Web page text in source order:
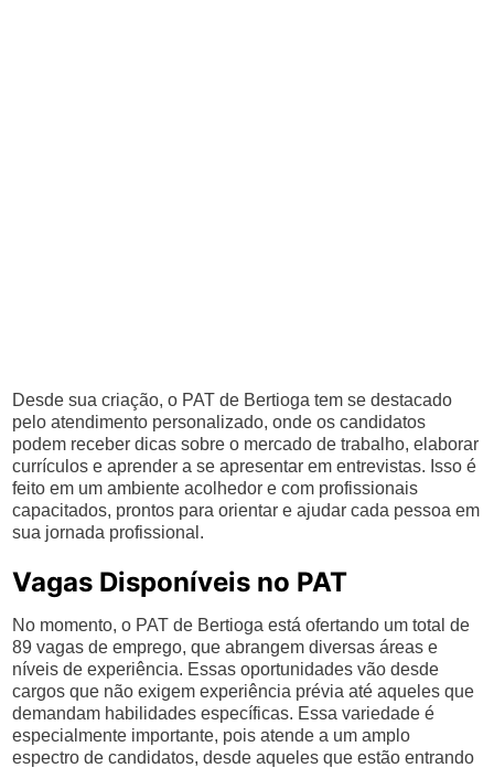
Desde sua criação, o PAT de Bertioga tem se destacado
pelo atendimento personalizado, onde os candidatos
podem receber dicas sobre o mercado de trabalho, elaborar
currículos e aprender a se apresentar em entrevistas. Isso é
feito em um ambiente acolhedor e com profissionais
capacitados, prontos para orientar e ajudar cada pessoa em
sua jornada profissional.
Vagas Disponíveis no PAT
No momento, o PAT de Bertioga está ofertando um total de
89 vagas de emprego, que abrangem diversas áreas e
níveis de experiência. Essas oportunidades vão desde
cargos que não exigem experiência prévia até aqueles que
demandam habilidades específicas. Essa variedade é
especialmente importante, pois atende a um amplo
espectro de candidatos, desde aqueles que estão entrando